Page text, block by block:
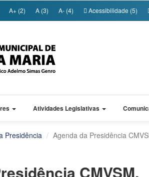
A+ (2) A (3) A- (4) Acessibilidade (5)
Atividades Legislativas
Presidência Agenda da Presidência
CMVSM.